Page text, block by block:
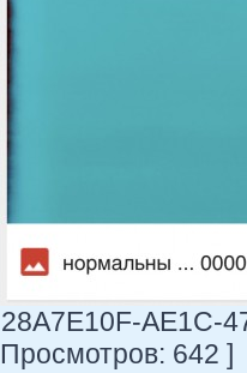
28A7E10F-AE1C-
Просмотров: 642 ]